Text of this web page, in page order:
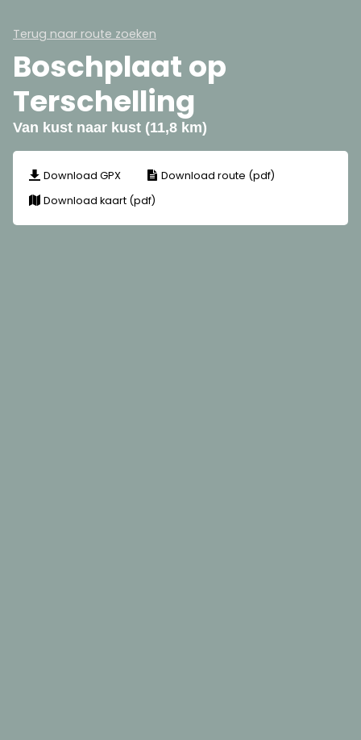
Terug naar route zoeken
Boschplaat op
Terschelling
Van kust naar kust (11,8 km)
Download GPX
Download route (pdf)
Download kaart (pdf)